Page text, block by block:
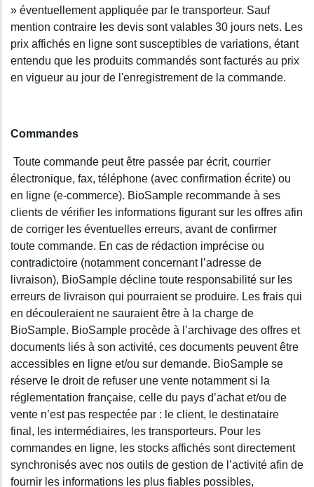
» éventuellement appliquée par le transporteur. Sauf
mention contraire les devis sont valables 30 jours nets. Les
prix affichés en ligne sont susceptibles de variations, étant
entendu que les produits commandés sont facturés au prix
en vigueur au jour de l'enregistrement de la commande.
Commandes
Toute commande peut être passée par écrit, courrier
électronique, fax, téléphone (avec confirmation écrite) ou
en ligne (e-commerce). BioSample recommande à ses
clients de vérifier les informations figurant sur les offres afin
de corriger les éventuelles erreurs, avant de confirmer
toute commande. En cas de rédaction imprécise ou
contradictoire (notamment concernant l’adresse de
livraison), BioSample décline toute responsabilité sur les
erreurs de livraison qui pourraient se produire. Les frais qui
en découleraient ne sauraient être à la charge de
BioSample. BioSample procède à l’archivage des offres et
documents liés à son activité, ces documents peuvent être
accessibles en ligne et/ou sur demande. BioSample se
réserve le droit de refuser une vente notamment si la
réglementation française, celle du pays d’achat et/ou de
vente n’est pas respectée par : le client, le destinataire
final, les intermédiaires, les transporteurs. Pour les
commandes en ligne, les stocks affichés sont directement
synchronisés avec nos outils de gestion de l’activité afin de
fournir les informations les plus fiables possibles,